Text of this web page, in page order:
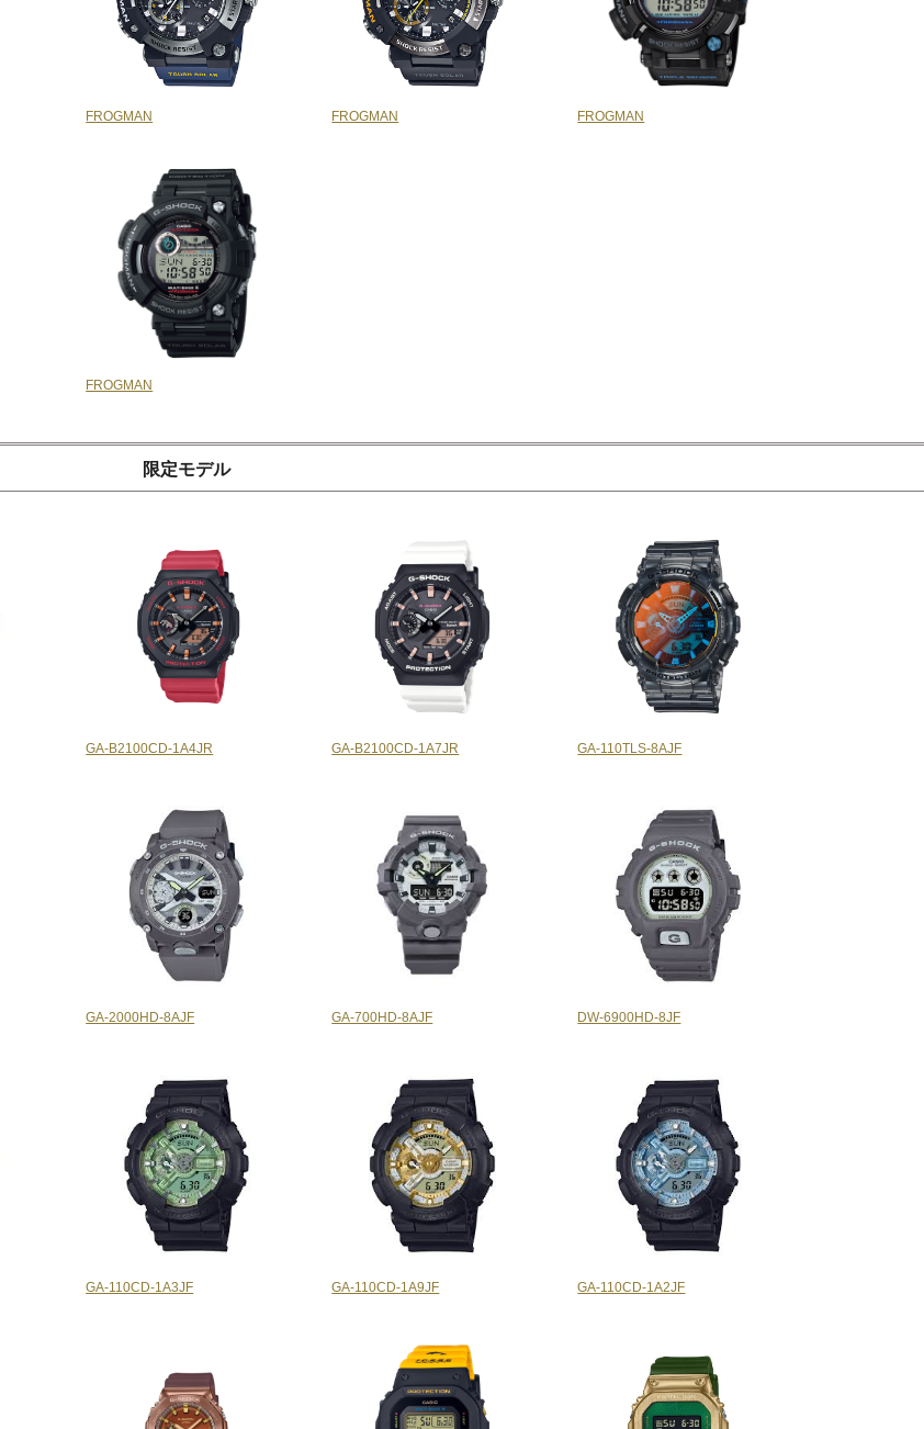
FROGMAN FROGMAN FROGMAN
FROGMAN
限定モデル
GA-B2100CD-1A4JR GA-B2100CD-1A7JR GA-110TLS-8AJF
GA-2000HD-8AJF GA-700HD-8AJF DW-6900HD-8JF
GA-110CD-1A3JF GA-110CD-1A9JF GA-110CD-1A2JF